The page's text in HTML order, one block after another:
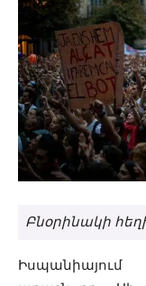
Բնօրինակի
Իսպանիայում